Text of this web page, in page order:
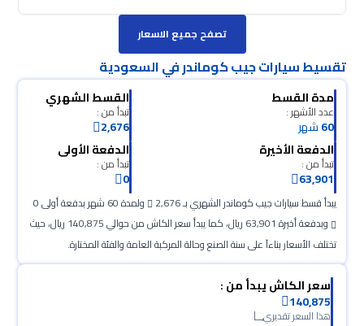
تصفح جميع الاسعار
تقسيط سيارات جيب كوماندر في السعودية
مدة القسط
عدد الأشهر :
60شهر
القسط الشهري
تبدأ من :
2,676
الدفعة الأخيرة
تبدأ من :
63,901
الدفعة الأولى
تبدأ من :
0
يبدأ قسط سيارات جيب كوماندر الشهري بـ 2,676
ولمدة 60 شهر بدفعة أولى 0
وبدفعة أخيرة 63,901 ريال، كما يبدأ سعر الكاش من حوالي 140,875 ريال، حيث
تختلف الأسعار بناءآ على سنة الصنع وحالة المركبة العامة والفئة المختارة.
سعر الكاش يبدأ من :
140,875
هذا السعر تقديري